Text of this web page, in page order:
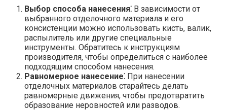
Выбор способа нанесения⁚ В зависимости от
выбранного отделочного материала и его
консистенции можно использовать кисть, валик,
распылитель или другие специальные
инструменты.​ Обратитесь к инструкциям
производителя, чтобы определиться с наиболее
подходящим способом нанесения.​
Равномерное нанесение⁚ При нанесении
отделочных материалов старайтесь делать
равномерные движения, чтобы предотвратить
образование неровностей или разводов.​